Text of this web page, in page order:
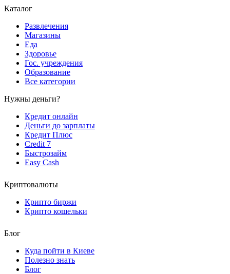
Каталог
Развлечения
Магазины
Еда
Здоровье
Гос. учреждения
Образование
Все категории
Нужны деньги?
Кредит онлайн
Деньги до зарплаты
Кредит Плюс
Credit 7
Быстрозайм
Easy Cash
Криптовалюты
Крипто биржи
Крипто кошельки
Блог
Куда пойти в Киеве
Полезно знать
Блог